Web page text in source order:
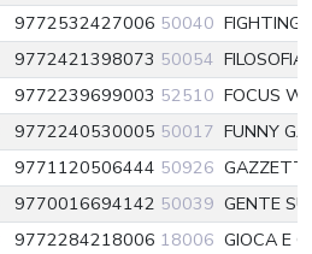
9772532427006 50040 FIGHTING
9772421398073 50054
9772239699003 52510 FOCUS
9772240530005 50017 FUNNY
9771120506444 50926
9770016694142 50039 GENTE
9772284218006 18006 GIOCA E